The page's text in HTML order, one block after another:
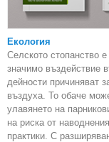
Екология
Селското стопанство
значимо въздействие
дейности причиняват
въздуха. То обаче
улавянето на
на риска от
практики. С